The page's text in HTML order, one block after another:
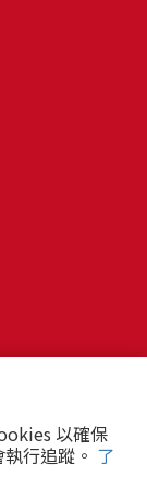
以確保
行追蹤。 了
犬最適合開始訓
。3-16週是社會
廁訓練需要多久
」，並引導至適
限制活動範圍並
清理。Q5: 幼犬
、焦慮）。訓練
反應，確保充分
攻擊行為，破壞
。不強迫互動，
Q8: 幼犬分離焦
和返家時保持低
儀式。每隻幼犬
軟或拉稀。如果
「鬧脾氣」。冬
天補充水分，可
重點提醒：換季
助毛孩適應！ 貓
染（如蛔蟲、鈎
營養吸收，長期
蟲（幼貓建議每
態，如果還伴隨
咪拉肚子超過 2
肚子原因5. 情緒
腸胃！過度緊
讓貓咪拉肚子。
壓力一大，腸胃
固定。給貓咪陪
擔心！其實只要
掉毛情況。從梳
能幫助貓咪維持
器就是各種梳子
梳理可以幫貓咪
，長毛貓則建議
橡膠刷、鬃毛刷
快的日常儀式，
的舒適感！預防
洗澡」這個想法
毛和皮屑，減少
夠，過度洗澡反
精，洗後一定要
害怕洗澡，可以
觀察一下貓咪的
貓碗$300貓窩
一次性養貓
的「寶座」，當
家中還是需要擺
相同，能給予貓
貓砂盆貓咪排泄
性養貓用品相關
一次性養貓用品
應外出籠，避免
及用品的一次性
來不少，但以上